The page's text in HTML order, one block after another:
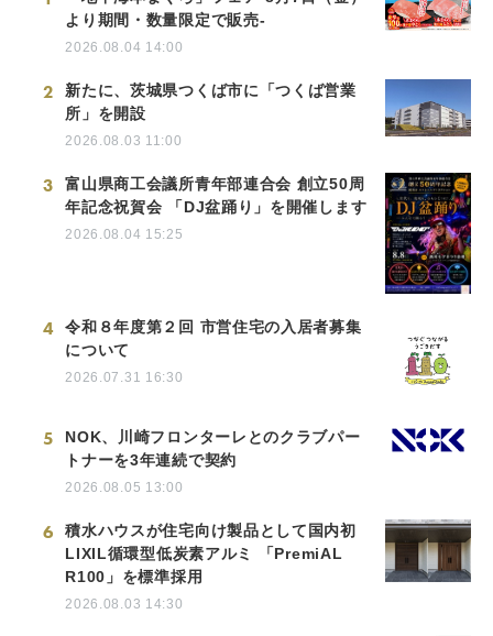
より期間・数量限定で販売-
2026.08.04 14:00
2
新たに、茨城県つくば市に「つくば営業
所」を開設
2026.08.03 11:00
3
富山県商工会議所青年部連合会 創立50周
年記念祝賀会 「DJ盆踊り」を開催します
2026.08.04 15:25
4
令和８年度第２回 市営住宅の入居者募集
について
2026.07.31 16:30
5
NOK、川崎フロンターレとのクラブパー
トナーを3年連続で契約
2026.08.05 13:00
6
積水ハウスが住宅向け製品として国内初
LIXIL循環型低炭素アルミ 「PremiAL
R100」を標準採用
2026.08.03 14:30